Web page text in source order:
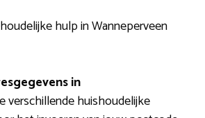
hulp in Wanneperveen
in
verschillende huishoudelijke